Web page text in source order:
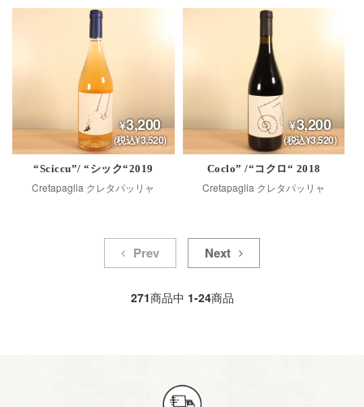
3,200
(税込¥3,520)
“Sciccu”/ “シック“2019
Cretapaglia クレタパッリャ
3,200
(税込¥3,520)
Coclo” /“コクロ“ 2018
Cretapaglia クレタパッリャ
Prev Next
271商品中 1-24商品